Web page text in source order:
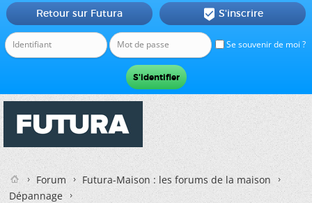
Se souvenir de moi ?
Retour sur Futura  S'inscrire
Forum
Futura-Maison : les forums de la maison
Dépannage